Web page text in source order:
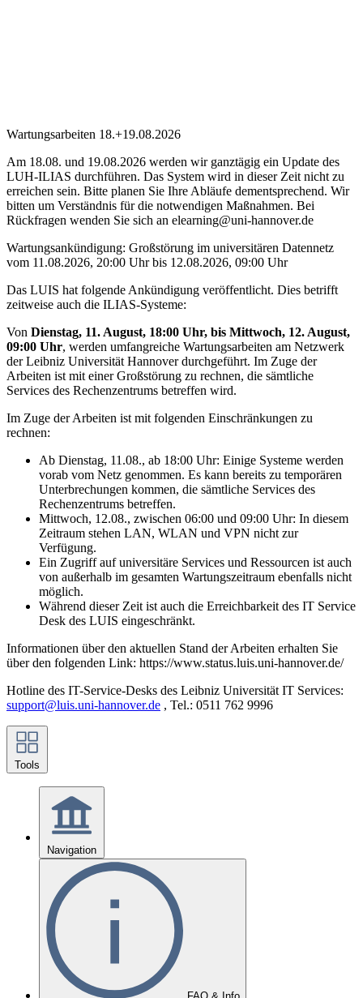
Wartungsarbeiten 18.+19.08.2026
Am 18.08. und 19.08.2026 werden wir ganztägig ein Update des
LUH-ILIAS durchführen. Das System wird in dieser Zeit nicht zu
erreichen sein. Bitte planen Sie Ihre Abläufe dementsprechend. Wir
bitten um Verständnis für die notwendigen Maßnahmen. Bei
Rückfragen wenden Sie sich an elearning@uni-hannover.de
Wartungsankündigung: Großstörung im universitären Datennetz
vom 11.08.2026, 20:00 Uhr bis 12.08.2026, 09:00 Uhr
Das LUIS hat folgende Ankündigung veröffentlicht. Dies betrifft
zeitweise auch die ILIAS-Systeme:
Von Dienstag, 11. August, 18:00 Uhr, bis Mittwoch, 12. August,
09:00 Uhr, werden umfangreiche Wartungsarbeiten am Netzwerk
der Leibniz Universität Hannover durchgeführt. Im Zuge der
Arbeiten ist mit einer Großstörung zu rechnen, die sämtliche
Services des Rechenzentrums betreffen wird.
Im Zuge der Arbeiten ist mit folgenden Einschränkungen zu
rechnen:
Ab Dienstag, 11.08., ab 18:00 Uhr: Einige Systeme werden
vorab vom Netz genommen. Es kann bereits zu temporären
Unterbrechungen kommen, die sämtliche Services des
Rechenzentrums betreffen.
Mittwoch, 12.08., zwischen 06:00 und 09:00 Uhr: In diesem
Zeitraum stehen LAN, WLAN und VPN nicht zur
Verfügung.
Ein Zugriff auf universitäre Services und Ressourcen ist auch
von außerhalb im gesamten Wartungszeitraum ebenfalls nicht
möglich.
Während dieser Zeit ist auch die Erreichbarkeit des IT Service
Desk des LUIS eingeschränkt.
Informationen über den aktuellen Stand der Arbeiten erhalten Sie
über den folgenden Link: https://www.status.luis.uni-hannover.de/
Hotline des IT-Service-Desks des Leibniz Universität IT Services:
support@luis.uni-hannover.de , Tel.: 0511 762 9996
Tools
Navigation